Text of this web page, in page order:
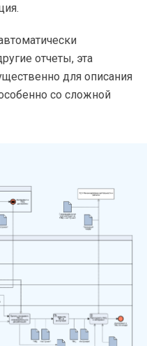
отчеты, эта
для описания
со сложной